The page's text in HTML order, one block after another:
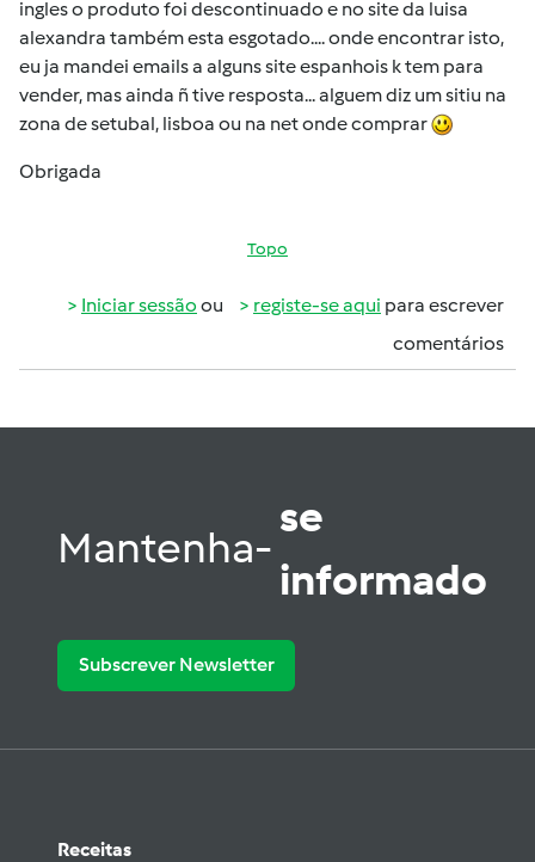
ingles o produto foi descontinuado e no site da luisa
alexandra também esta esgotado.... onde encontrar isto,
eu ja mandei emails a alguns site espanhois k tem para
vender, mas ainda ñ tive resposta... alguem diz um sitiu na
zona de setubal, lisboa ou na net onde comprar
Obrigada
Topo
Iniciar sessão ou registe-se aqui para escrever
comentários
Mantenha-
se
informado
Subscrever Newsletter
Receitas